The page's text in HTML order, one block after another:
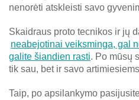
nenorėti atskleisti savo
Skaidraus proto tecnikos ir jų
neabejotinai veiksminga, gal
galite šiandien rasti. Po mūsų
tik sau, bet ir savo
Taip, po apsilankymo